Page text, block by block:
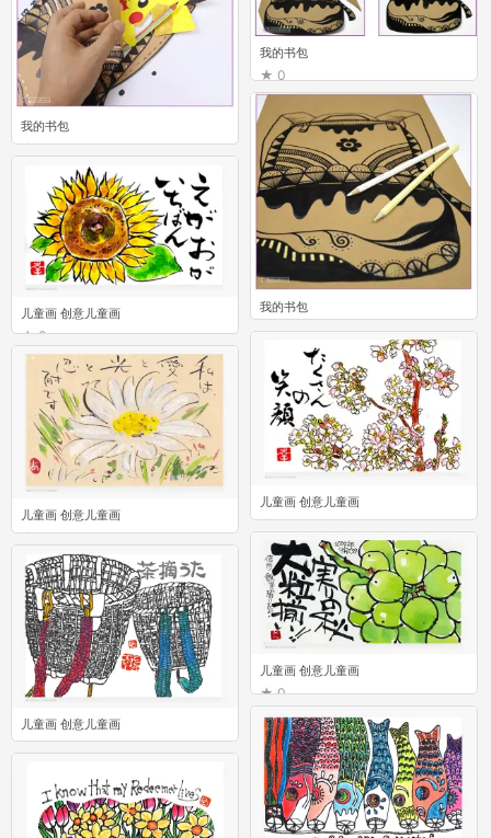
我的书包
0
我的书包
0
我的书包
0
儿童画 创意儿童画
0
儿童画 创意儿童画
0
儿童画 创意儿童画
0
儿童画 创意儿童画
0
儿童画 创意儿童画
0